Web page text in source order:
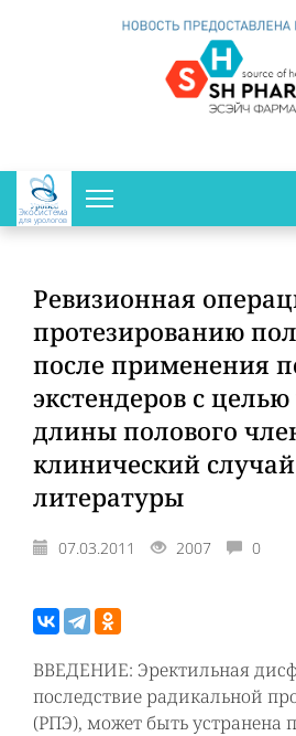
Экосистема
для урологов
Ревизионная
протезированию
после применения
экстендеров с
длины полового
клинический
литературы
07.03.2011 2007 0
ВВЕДЕНИЕ: Эректильная
последствие радикальной
(РПЭ), может быть устранена